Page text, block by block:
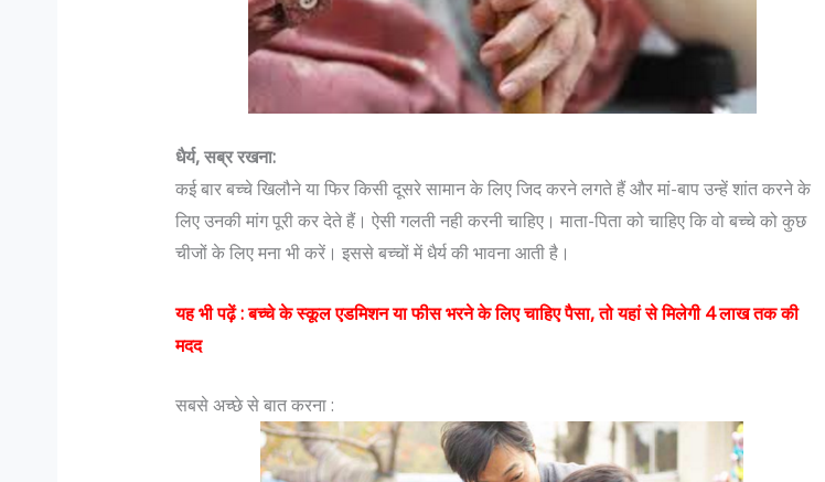
धैर्य, सब्र रखना:
कई बार बच्चे खि‍लौने या फिर किसी दूसरे सामान के लिए जिद करने लगते हैं और मां-बाप उन्हें शांत करने के
लिए उनकी मांग पूरी कर देते हैं। ऐसी गलती नही करनी चाहिए। माता-पिता को चाहिए कि वो बच्चे को कुछ
चीजों के लिए मना भी करें। इससे बच्चों में धैर्य की भावना आती है।
यह भी पढ़ें :बच्‍चे के स्‍कूल एडमिशन या फीस भरने के लिए चाहिए पैसा, तो यहां से मिलेगी 4 लाख तक की
मदद
सबसे अच्छे से बात करना :